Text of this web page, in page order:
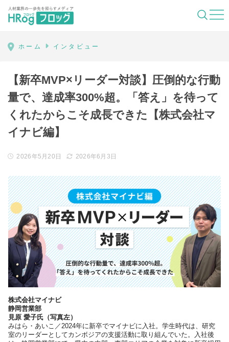
HRog | 人材業界の一歩先を照らすメディ
ホーム インタビュー
【新卒MVP×リーダー対談】圧倒的な行動
量で、達成率300%超。「答え」を待って
くれたからこそ成長できた【株式会社マ
イナビ編】
2026年5月20日 2026年6月3日
株式会社マイナビ
静岡営業部
見原 愛子氏（写真左）
みはら・あいこ／2024年に新卒でマイナビに入社。学生時代は、研究
室のリーダーとしてカンボジアの支援活動に取り組んでいた。入社後